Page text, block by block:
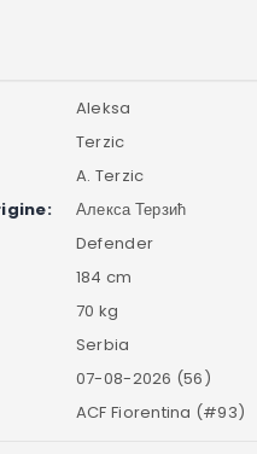
Aleksa
Terzic
A. Terzic
Алекса Терзић
Defender
184 cm
70 kg
Serbia
07-08-2026 (56)
ACF Fiorentina (#93)